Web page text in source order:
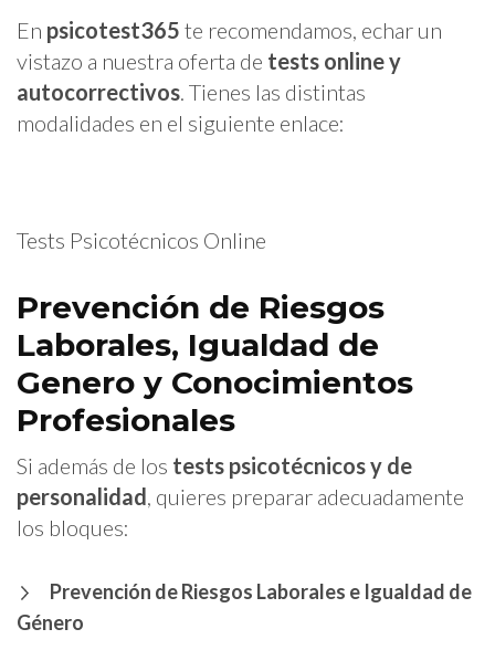
En psicotest365 te recomendamos, echar un
vistazo a nuestra oferta de tests online y
autocorrectivos . Tienes las distintas
modalidades en el siguiente enlace:
Tests Psicotécnicos Online
Prevención de Riesgos
Laborales, Igualdad de
Genero y Conocimientos
Profesionales
Si además de los tests psicotécnicos y de
personalidad , quieres preparar adecuadamente
los bloques:
Prevención de Riesgos Laborales e Igualdad de
Género